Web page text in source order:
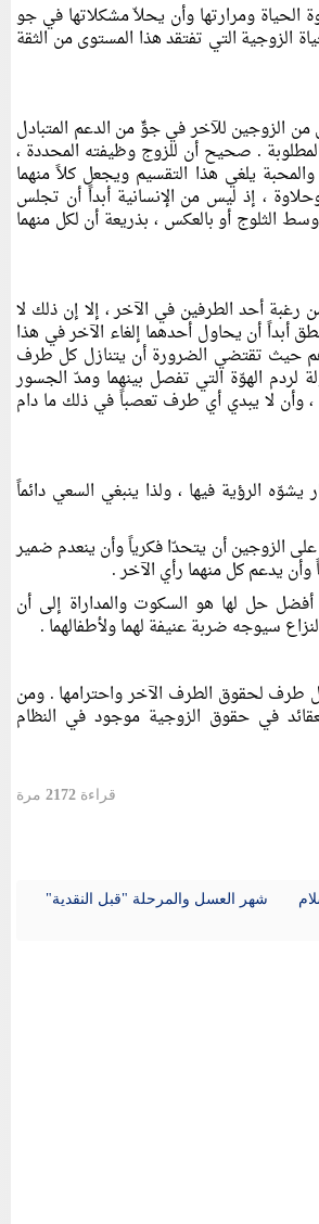
ومرارتها وأن يحلاّ مشكلاتها في جو
الزوجية التي تفتقد هذا المستوى من الثقة
الزوجين للآخر في جوٍّ من الدعم المتبادل
. صحيح أن للزوج وظيفته المحددة ،
يلغي هذا التقسيم ويجعل كلاً منهما
، إذ ليس من الإنسانية أبداً أن تجلس
الثلوج أو بالعكس ، بذريعة أن لكل منهما
رغبة أحد الطرفين في الآخر ، إلا إن ذلك لا
أبداً أن يحاول أحدهما إلغاء الآخر في هذا
حيث تقتضي الضرورة أن يتنازل كل طرف
الهوّة التي تفصل بينهما ومدّ الجسور
وأن لا يبدي أي طرف تعصباً في ذلك ما دام
الرؤية فيها ، ولذا ينبغي السعي دائماً
على الزوجين أن يتحدّا فكرياً وأن ينعدم ضمير
وأن يدعم كل منهما رأي الآخر .
أفضل حل لها هو السكوت والمداراة إلى أن
سيوجه ضربة عنيفة لهما ولأطفالهما .
طرف لحقوق الطرف الآخر واحترامها . ومن
في حقوق الزوجية موجود في النظام
قراءة 2172مرة
شهر العسل والمرحلة "قبل النقدية"